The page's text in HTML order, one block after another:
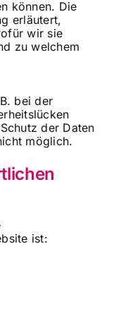
können. Die
erläutert,
wir sie
zu welchem
bei der
der Daten
möglich.
ist: